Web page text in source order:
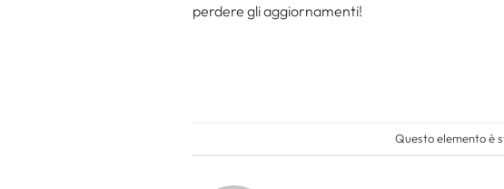
perdere gli aggiornamenti!
Questo elemento è